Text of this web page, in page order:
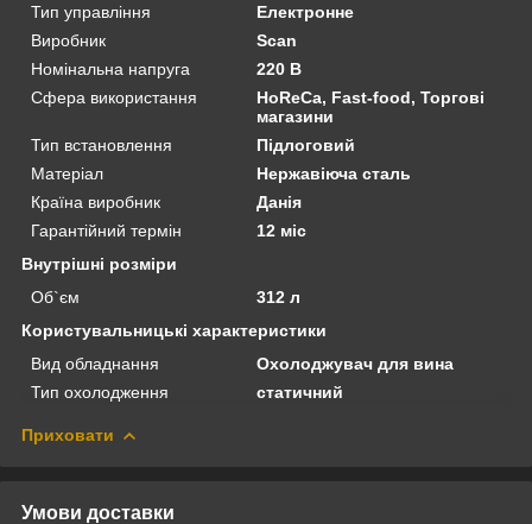
Тип управління
Електронне
Виробник
Scan
Номінальна напруга
220 В
Сфера використання
HoReCa, Fast-food, Торгові
магазини
Тип встановлення
Підлоговий
Матеріал
Нержавіюча сталь
Країна виробник
Данія
Гарантійний термін
12 міс
Внутрішні розміри
Об`єм
312 л
Користувальницькі характеристики
Вид обладнання
Охолоджувач для вина
Тип охолодження
статичний
Приховати
Умови доставки